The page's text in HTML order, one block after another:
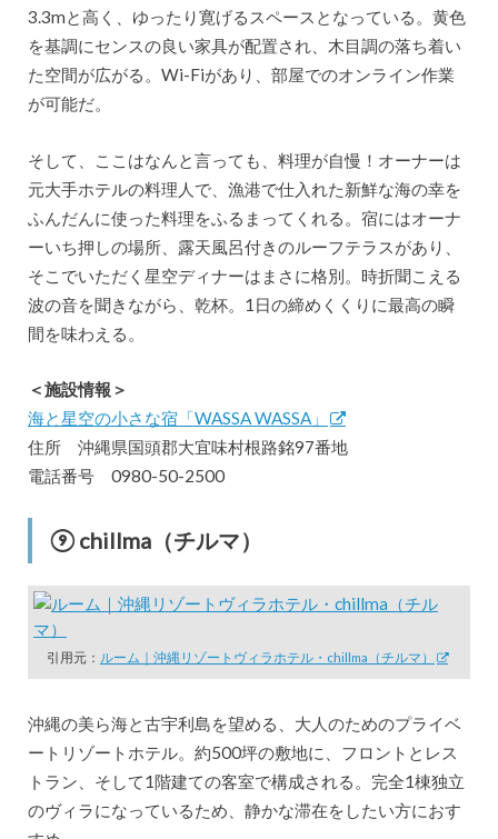
3.3mと高く、ゆったり寛げるスペースとなっている。黄色
を基調にセンスの良い家具が配置され、木目調の落ち着い
た空間が広がる。Wi-Fiがあり、部屋でのオンライン作業
が可能だ。
そして、ここはなんと言っても、料理が自慢！オーナーは
元大手ホテルの料理人で、漁港で仕入れた新鮮な海の幸を
ふんだんに使った料理をふるまってくれる。宿にはオーナ
ーいち押しの場所、露天風呂付きのルーフテラスがあり、
そこでいただく星空ディナーはまさに格別。時折聞こえる
波の音を聞きながら、乾杯。1日の締めくくりに最高の瞬
間を味わえる。
＜施設情報＞
海と星空の小さな宿「WASSA WASSA」
住所 沖縄県国頭郡大宜味村根路銘97番地
電話番号 0980-50-2500
⑨ chillma（チルマ）
引用元： ルーム｜沖縄リゾートヴィラホテル・chillma（チルマ）
沖縄の美ら海と古宇利島を望める、大人のためのプライベ
ートリゾートホテル。約500坪の敷地に、フロントとレス
トラン、そして1階建ての客室で構成される。完全1棟独立
のヴィラになっているため、静かな滞在をしたい方におす